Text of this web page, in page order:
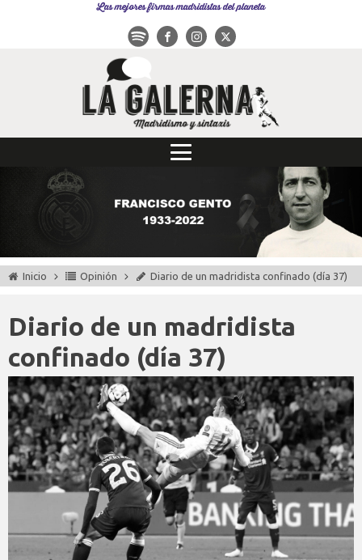
Las mejores firmas madridistas del planeta
Inicio Opinión Diario de un madridista confinado (día 37)
Diario de un madridista
confinado (día 37)